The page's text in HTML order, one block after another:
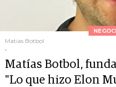
Matias Botbol
.
Matías Botbol,
"Lo que hizo Elon